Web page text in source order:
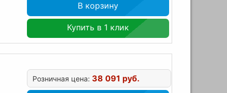
В корзину
Купить в 1 клик
Розничная цена: 38 091 руб.